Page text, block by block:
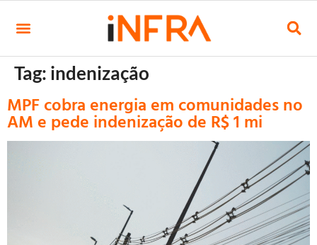
Tag: indenização
MPF cobra energia em comunidades no
AM e pede indenização de R$ 1 mi